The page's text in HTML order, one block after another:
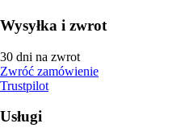
Wysyłka i zwrot
30 dni na zwrot
Zwróć zamówienie
Trustpilot
Usługi